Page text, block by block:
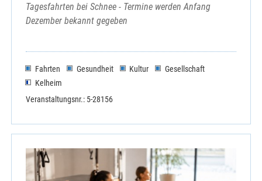
Tagesfahrten bei Schnee - Termine werden Anfang
Dezember bekannt gegeben
Fahrten Gesundheit Kultur
Gesellschaft
Kelheim
Veranstaltungsnr.: 5-28156